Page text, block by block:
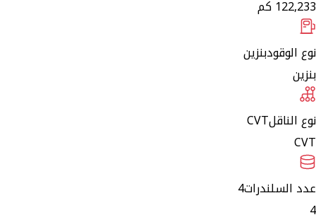
122,233 كم
نوع الوقودبنزين
بنزين
نوع الناقلCVT
CVT
عدد السلندرات4
4